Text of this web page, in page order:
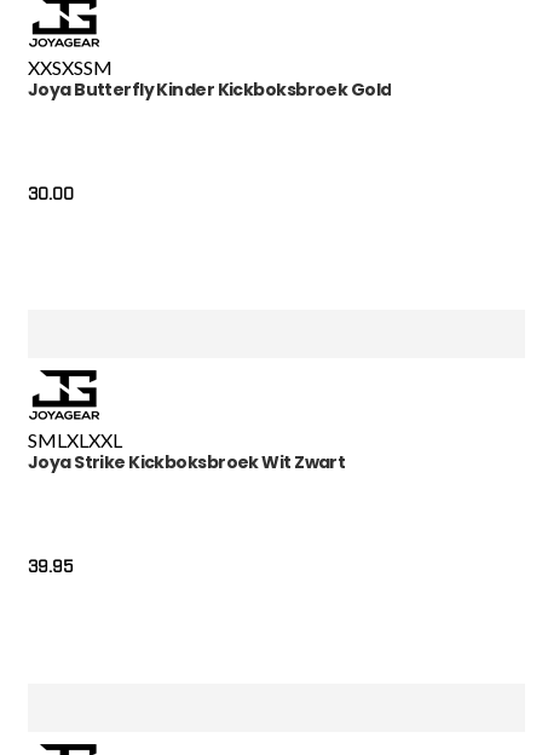
XXSXSSM
Joya Butterfly Kinder Kickboksbroek Gold
30.00
SMLXLXXL
Joya Strike Kickboksbroek Wit Zwart
39.95